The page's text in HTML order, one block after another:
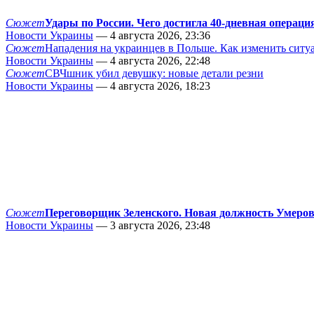
СюжетУдары по России. Чего достигла 40-дневная
Новости Украины — 4 августа 2026, 23:36
СюжетНападения на украинцев в Польше. Как изменить
Новости Украины — 4 августа 2026, 22:48
СюжетСВЧшник убил девушку: новые детали резни
Новости Украины — 4 августа 2026, 18:23
СюжетПереговорщик Зеленского. Новая должность
Новости Украины — 3 августа 2026, 23:48